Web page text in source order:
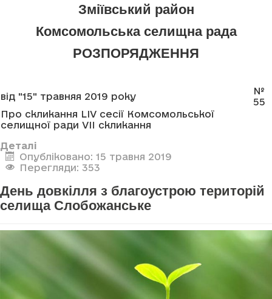
Зміївський район
Комсомольська селищна рада
РОЗПОРЯДЖЕННЯ
від "15" травняя 2019 року
№
55
Про скликання LIV сесії Комсомольської
селищної ради VII скликання
Деталі
Опубліковано: 15 травня 2019
Перегляди: 353
День довкілля з благоустрою територій
селища Слобожанське